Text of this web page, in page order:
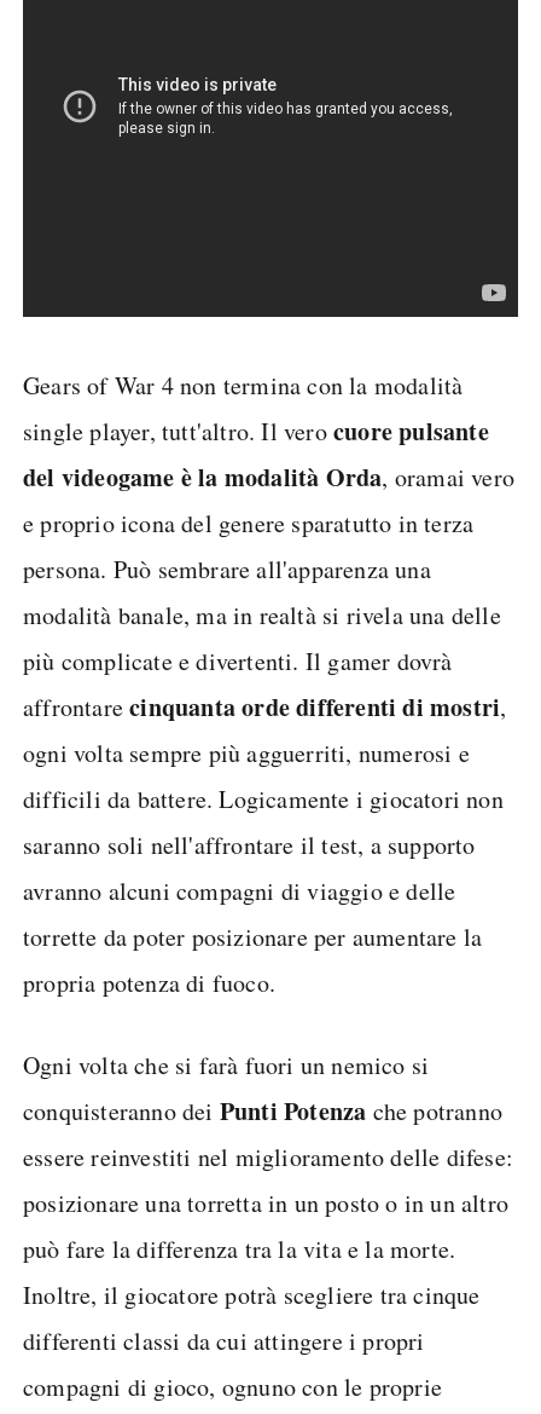
Gears of War 4 non termina con la modalità
single player, tutt'altro. Il verocuore pulsante
del videogame è la modalità Orda, oramai vero
e proprio icona del genere sparatutto in terza
persona. Può sembrare all'apparenza una
modalità banale, ma in realtà si rivela una delle
più complicate e divertenti. Il gamer dovrà
affrontarecinquanta orde differenti di mostri,
ogni volta sempre più agguerriti, numerosi e
difficili da battere. Logicamente i giocatori non
saranno soli nell'affrontare il test, a supporto
avranno alcuni compagni di viaggio e delle
torrette da poter posizionare per aumentare la
propria potenza di fuoco.
Ogni volta che si farà fuori un nemico si
conquisteranno dei Punti Potenza che potranno
essere reinvestiti nel miglioramento delle difese:
posizionare una torretta in un posto o in un altro
può fare la differenza tra la vita e la morte.
Inoltre, il giocatore potrà scegliere tra cinque
differenti classi da cui attingere i propri
compagni di gioco, ognuno con le proprie